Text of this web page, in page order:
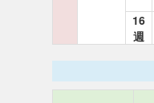
16
週